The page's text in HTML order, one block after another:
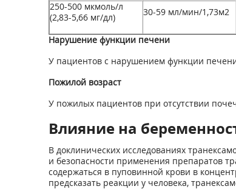
250-500 мкмоль/л
(2,83-5,66 мг/дл)
30-59 мл/мин/1,73м2
Нарушение функции печени
У пациентов с нарушением функции
Пожилой возраст
У пожилых пациентов при отсутствии
Влияние на
В доклинических исследованиях
и безопасности применения препаратов
содержаться в пуповинной крови в
предсказать реакции у человека,